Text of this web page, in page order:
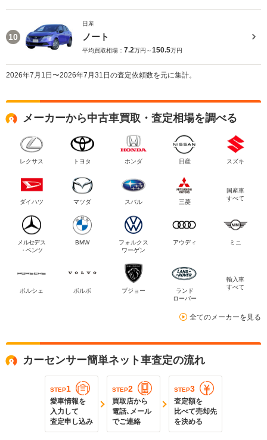
10
日産
ノート
平均買取相場： 7.2万円～150.5万円
2026年7月1日〜2026年7月31日の査定依頼数を元に集計。
メーカーから中古車買取・査定相場を調べる
レクサス トヨタ ホンダ 日産 スズキ
ダイハツ マツダ スバル 三菱
国産車
すべて
メルセデス
・ベンツ
BMW
フォルクス
ワーゲン
アウディ ミニ
ポルシェ ボルボ プジョー
ランド
ローバー
輸入車
すべて
全てのメーカーを見る
カーセンサー簡単ネット車査定の流れ
STEP1
愛車情報を
入力して
査定申し込み
STEP2
買取店から
電話､メール
でご連絡
STEP3
査定額を
比べて売却先
を決める